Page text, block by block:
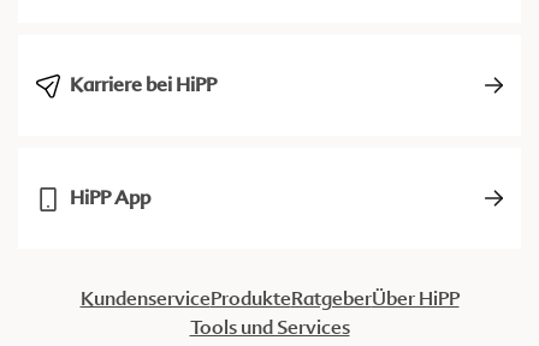
Karriere bei HiPP
HiPP App
KundenserviceProdukteRatgeberÜber HiPP
Tools und Services